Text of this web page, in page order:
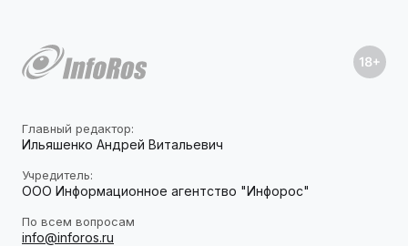
Главный редактор:
Ильяшенко Андрей Витальевич
Учредитель:
ООО Информационное агентство "Инфорос"
По всем вопросам
info@inforos.ru